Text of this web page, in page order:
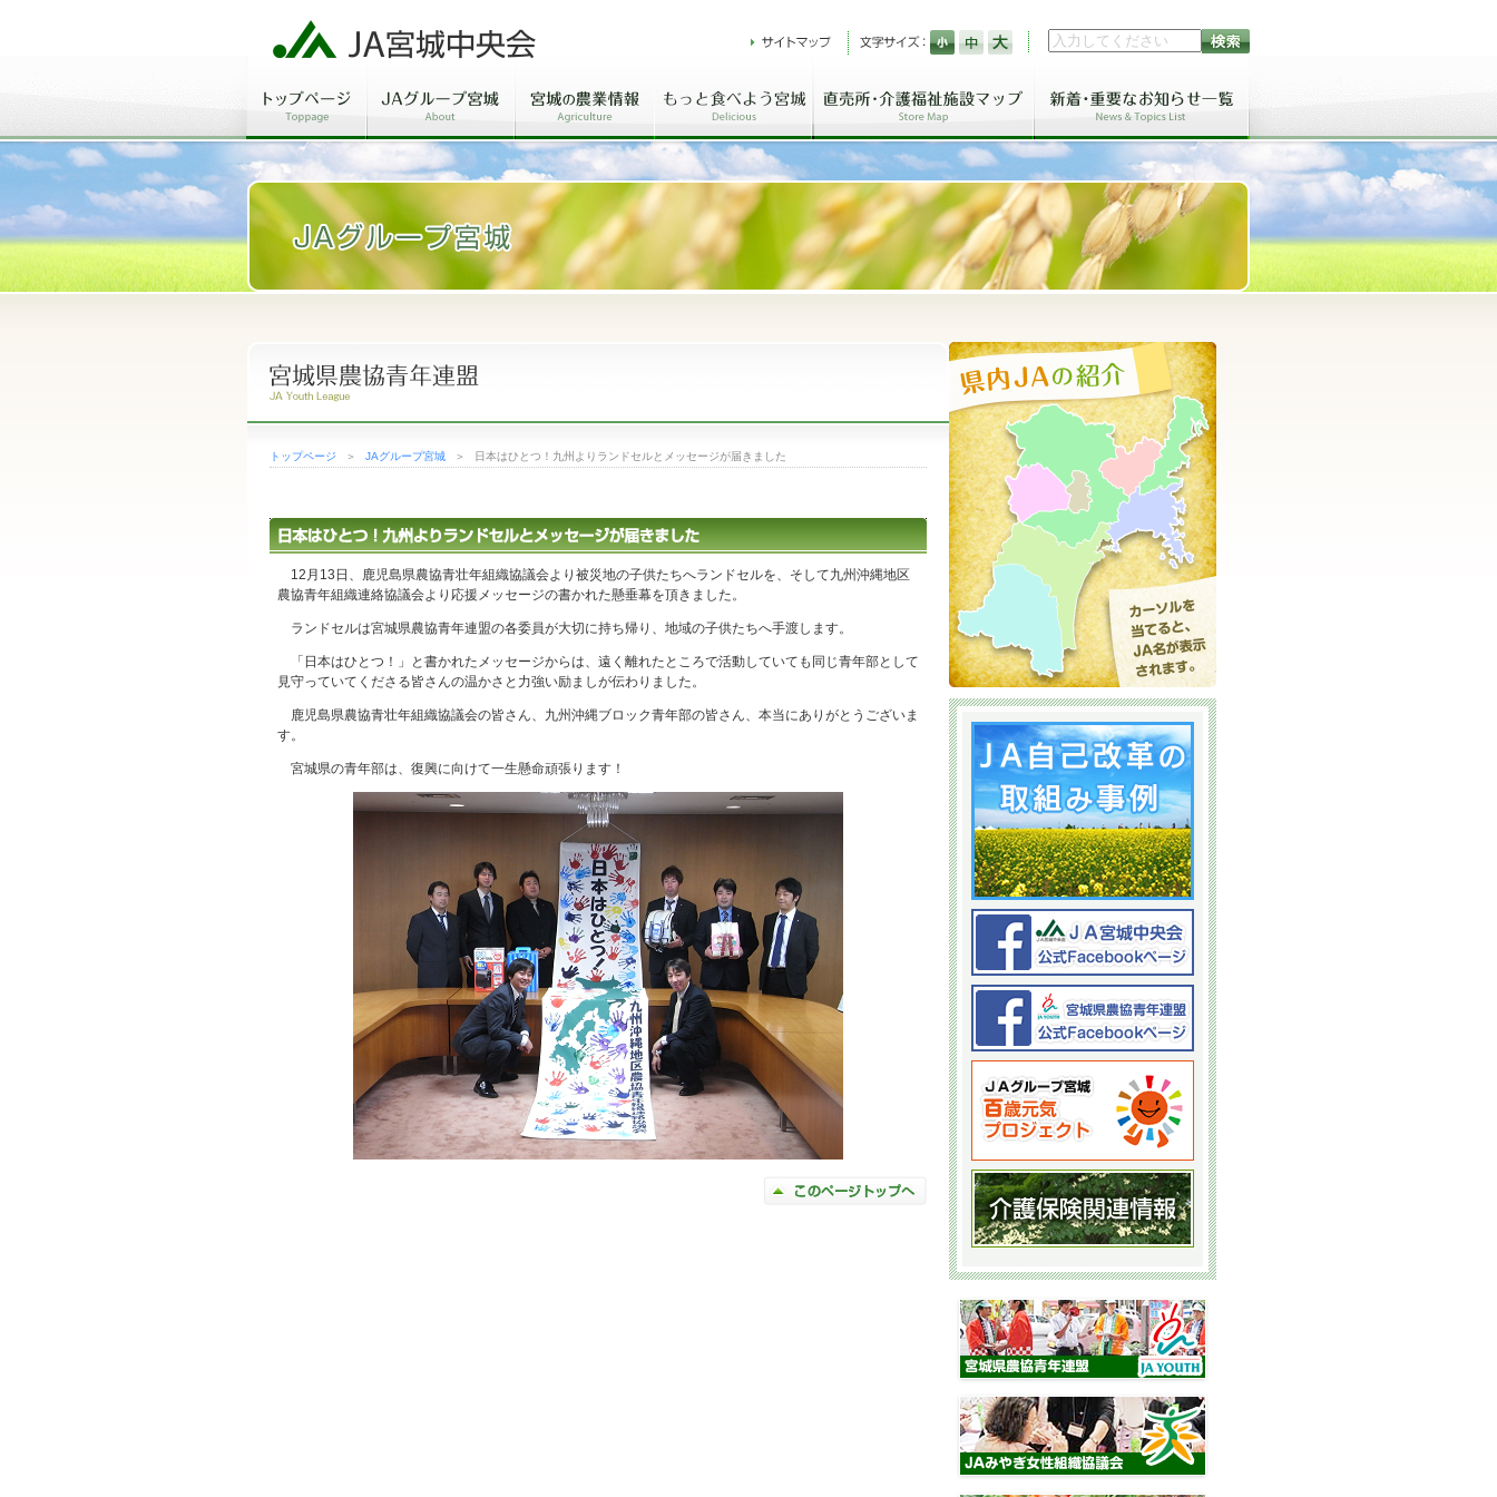
トップページ ＞ JAグループ宮城 ＞ 日本はひとつ！九州よりランドセルとメッセージが届きました
12月13日、鹿児島県農協青壮年組織協議会より被災地の子供たちへランドセルを、そして九州沖縄地区
農協青年組織連絡協議会より応援メッセージの書かれた懸垂幕を頂きました。
ランドセルは宮城県農協青年連盟の各委員が大切に持ち帰り、地域の子供たちへ手渡します。
「日本はひとつ！」と書かれたメッセージからは、遠く離れたところで活動していても同じ青年部として
見守っていてくださる皆さんの温かさと力強い励ましが伝わりました。
鹿児島県農協青壮年組織協議会の皆さん、九州沖縄ブロック青年部の皆さん、本当にありがとうございま
す。
宮城県の青年部は、復興に向けて一生懸命頑張ります！